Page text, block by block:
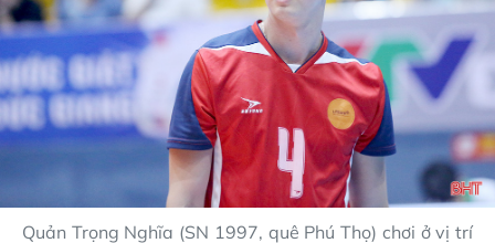
Quản Trọng Nghĩa (SN 1997, quê Phú Thọ) chơi ở vị trí